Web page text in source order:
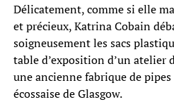
Délicatement, comme si elle
et précieux, Katrina Cobain
soigneusement les sacs
table d’exposition d’un atelier
une ancienne fabrique de
écossaise de Glasgow.